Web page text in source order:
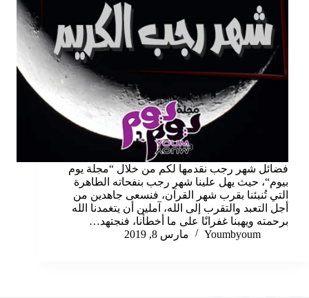
فضائل شهر رجب نقدمها لكم من خلال “مجلة يوم
بيوم“، حيث يهل علينا شهر رجب بنفحاته الطاهرة
التي تُنبئنا بقرب شهر القرآن، فنسعى جاهدين من
أجل التعبد والتقرب إلى الله، آملين أن يتغمدنا الله
برحمته ويهبنا غفرانًا على ما أخطأنا، فنجتهد…
Youmbyoum
مارس 8, 2019